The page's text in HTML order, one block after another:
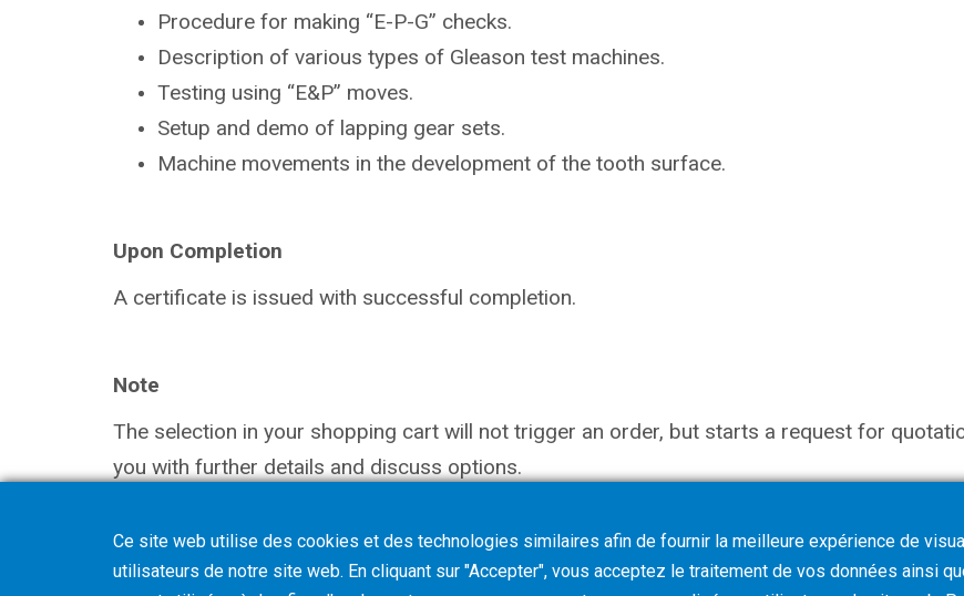
Procedure for making “E-P-G” checks.
Description of various types of Gleason test machines.
Testing using “E&P” moves.
Setup and demo of lapping gear sets.
Machine movements in the development of the tooth surface.
Upon Completion
A certificate is issued with successful completion.
Note
The selection in your shopping cart will not trigger an order, but starts a request for
you with further details and discuss options.
Ce site web utilise des cookies et des technologies similaires afin de fournir la meilleure expérience de
utilisateurs de notre site web. En cliquant sur "Accepter", vous acceptez le traitement de vos données ainsi